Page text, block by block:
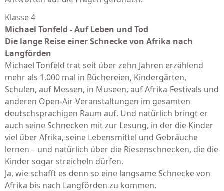
Klasse 4
Michael Tonfeld - Auf Leben und Tod
Die lange Reise einer Schnecke von Afrika nach
Langförden
Michael Tonfeld trat seit über zehn Jahren erzählend
mehr als 1.000 mal in Büchereien, Kindergärten,
Schulen, auf Messen, in Museen, auf Afrika-Festivals und
anderen Open-Air-Veranstaltungen im gesamten
deutschsprachigen Raum auf. Und natürlich bringt er
auch seine Schnecken mit zur Lesung, in der die Kinder
viel über Afrika, seine Lebensmittel und Gebräuche
lernen – und natürlich über die Riesenschnecken, die die
Kinder sogar streicheln dürfen.
Ja, wie schafft es denn so eine langsame Schnecke von
Afrika bis nach Langförden zu kommen.